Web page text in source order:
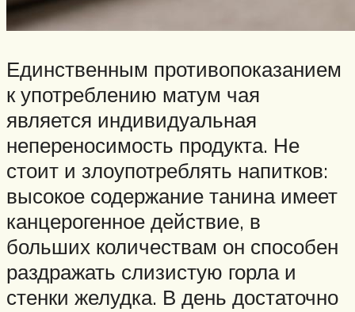
Единственным противопоказанием
к употреблению матум чая
является индивидуальная
непереносимость продукта. Не
стоит и злоупотреблять напитков:
высокое содержание танина имеет
канцерогенное действие, в
больших количествам он способен
раздражать слизистую горла и
стенки желудка. В день достаточно